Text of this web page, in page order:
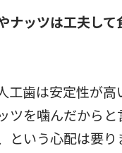
ッツは工夫して
工歯は安定性が高
ツを噛んだからと
という心配は要り